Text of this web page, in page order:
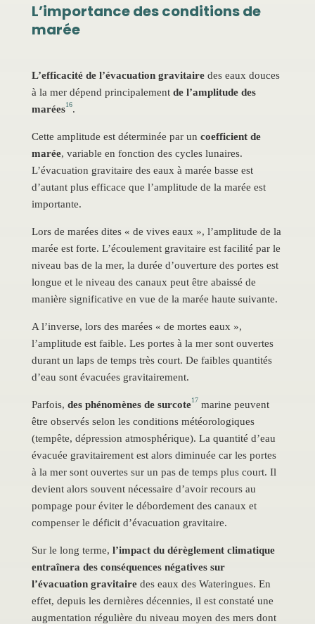
L’importance des conditions de
marée
L’efficacité de l’évacuation gravitairedes eaux douces
à la mer dépend principalement de l’amplitude des
marées16.
Cette amplitude est déterminée par un coefficient de
marée, variable en fonction des cycles lunaires.
L’évacuation gravitaire des eaux à marée basse est
d’autant plus efficace que l’amplitude de la marée est
importante.
Lors de marées dites « de vives eaux », l’amplitude de la
marée est forte. L’écoulement gravitaire est facilité par le
niveau bas de la mer, la durée d’ouverture des portes est
longue et le niveau des canaux peut être abaissé de
manière significative en vue de la marée haute suivante.
A l’inverse, lors des marées « de mortes eaux »,
l’amplitude est faible. Les portes à la mer sont ouvertes
durant un laps de temps très court. De faibles quantités
d’eau sont évacuées gravitairement.
Parfois, des phénomènes de surcote17 marine peuvent
être observés selon les conditions météorologiques
(tempête, dépression atmosphérique). La quantité d’eau
évacuée gravitairement est alors diminuée car les portes
à la mer sont ouvertes sur un pas de temps plus court. Il
devient alors souvent nécessaire d’avoir recours au
pompage pour éviter le débordement des canaux et
compenser le déficit d’évacuation gravitaire.
Sur le long terme, l’impact du dérèglement climatique
entraînera des conséquences négatives sur
l’évacuation gravitairedes eaux des Wateringues. En
effet, depuis les dernières décennies, il est constaté une
augmentation régulière du niveau moyen des mers dont